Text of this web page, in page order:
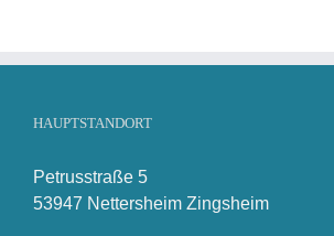
HAUPTSTANDORT
Petrusstraße 5
53947 Nettersheim Zingsheim